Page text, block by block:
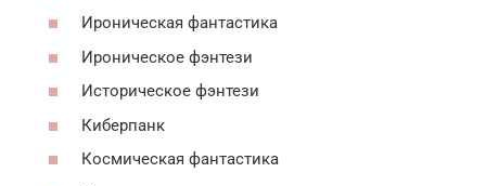
Ироническая фантастика
Ироническое фэнтези
Историческое фэнтези
Киберпанк
Космическая фантастика